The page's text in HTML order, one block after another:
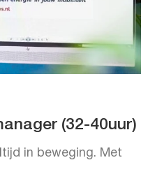
(32-40uur)
in beweging. Met